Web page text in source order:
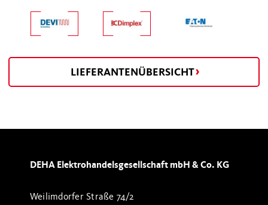
LIEFERANTENÜBERSICHT
DEHA Elektrohandelsgesellschaft mbH & Co. KG
Weilimdorfer Straße 74/2